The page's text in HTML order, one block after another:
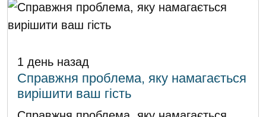
1 день назад
Справжня проблема, яку намагається
вирішити ваш гість